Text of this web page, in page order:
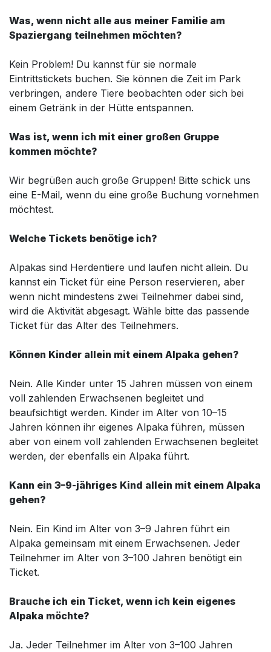
Was, wenn nicht alle aus meiner Familie am
Spaziergang teilnehmen möchten?
Kein Problem! Du kannst für sie normale
Eintrittstickets buchen. Sie können die Zeit im Park
verbringen, andere Tiere beobachten oder sich bei
einem Getränk in der Hütte entspannen.
Was ist, wenn ich mit einer großen Gruppe
kommen möchte?
Wir begrüßen auch große Gruppen! Bitte schick uns
eine E-Mail, wenn du eine große Buchung vornehmen
möchtest.
Welche Tickets benötige ich?
Alpakas sind Herdentiere und laufen nicht allein. Du
kannst ein Ticket für eine Person reservieren, aber
wenn nicht mindestens zwei Teilnehmer dabei sind,
wird die Aktivität abgesagt. Wähle bitte das passende
Ticket für das Alter des Teilnehmers.
Können Kinder allein mit einem Alpaka gehen?
Nein. Alle Kinder unter 15 Jahren müssen von einem
voll zahlenden Erwachsenen begleitet und
beaufsichtigt werden. Kinder im Alter von 10–15
Jahren können ihr eigenes Alpaka führen, müssen
aber von einem voll zahlenden Erwachsenen begleitet
werden, der ebenfalls ein Alpaka führt.
Kann ein 3–9-jähriges Kind allein mit einem Alpaka
gehen?
Nein. Ein Kind im Alter von 3–9 Jahren führt ein
Alpaka gemeinsam mit einem Erwachsenen. Jeder
Teilnehmer im Alter von 3–100 Jahren benötigt ein
Ticket.
Brauche ich ein Ticket, wenn ich kein eigenes
Alpaka möchte?
Ja. Jeder Teilnehmer im Alter von 3–100 Jahren